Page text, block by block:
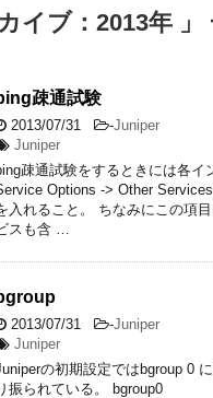
イブ：2013年 」
疎通試験
2013/07/31 -Juniper
Juniper
疎通試験をするときには各イ
Options -> Other
入れること。 ちなみにこの項
スも含 …
2013/07/31 -Juniper
Juniper
の初期設定ではbgroup 0
振られている。 bgroup0